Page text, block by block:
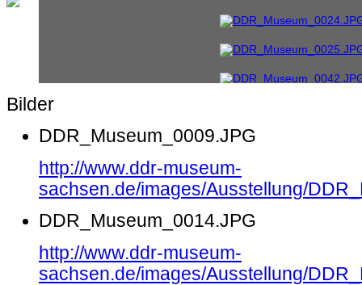
Bilder
DDR_Museum_0009.JPG
http://www.ddr-museum-
sachsen.de/images/Ausstellung/
DDR_Museum_0014.JPG
http://www.ddr-museum-
sachsen.de/images/Ausstellung/